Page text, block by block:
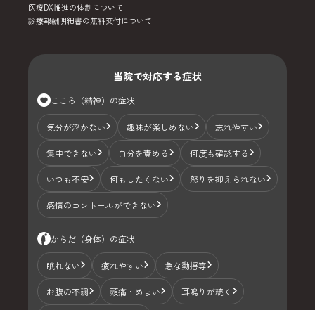
医療DX推進の体制について
診療報酬明細書の無料交付について
当院で対応する症状
こころ（精神）の症状
気分が浮かない 趣味が楽しめない 忘れやすい
集中できない 自分を責める 何度も確認する
いつも不安 何もしたくない 怒りを抑えられない
感情のコントールができない
からだ（身体）の症状
眠れない 疲れやすい 急な動揺等
お腹の不調 頭痛・めまい 耳鳴りが続く